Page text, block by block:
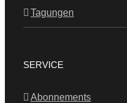
Tagungen
SERVICE
Abonnements